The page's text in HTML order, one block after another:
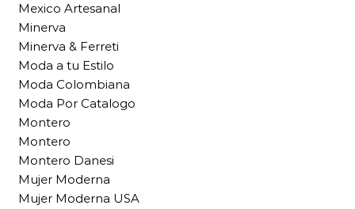
Mexico Artesanal
Minerva
Minerva & Ferreti
Moda a tu Estilo
Moda Colombiana
Moda Por Catalogo
Montero
Montero
Montero Danesi
Mujer Moderna
Mujer Moderna USA